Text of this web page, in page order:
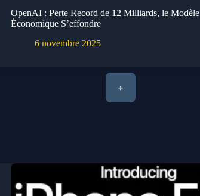
OpenAI : Perte Record de 12 Milliards, le Modèle
Économique S’effondre
6 novembre 2025
+